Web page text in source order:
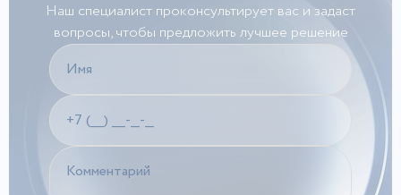
Наш специалист проконсультирует вас и задаст
вопросы, чтобы предложить лучшее решение